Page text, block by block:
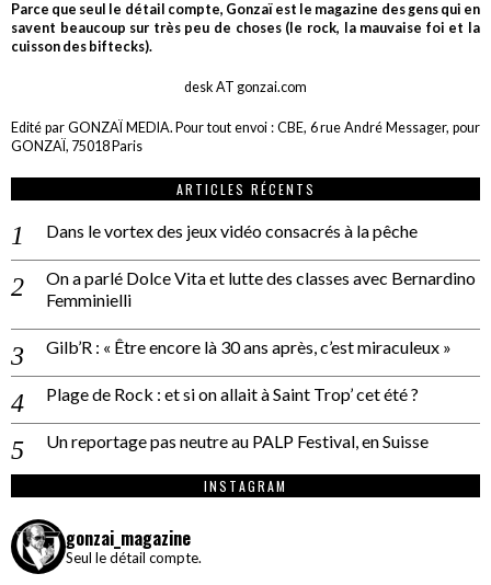
Parce que seul le détail compte, Gonzaï est le magazine des gens qui en
savent beaucoup sur très peu de choses (le rock, la mauvaise foi et la
cuisson des biftecks).
desk AT gonzai.com
Edité par GONZAÏ MEDIA. Pour tout envoi : CBE, 6 rue André Messager, pour
GONZAÏ, 75018 Paris
ARTICLES RÉCENTS
Dans le vortex des jeux vidéo consacrés à la pêche
On a parlé Dolce Vita et lutte des classes avec Bernardino
Femminielli
Gilb’R : « Être encore là 30 ans après, c’est miraculeux »
Plage de Rock : et si on allait à Saint Trop’ cet été ?
Un reportage pas neutre au PALP Festival, en Suisse
INSTAGRAM
gonzai_magazine
Seul le détail compte.